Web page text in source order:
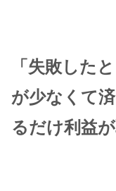
「失敗した
が少なくて
るだけ利益